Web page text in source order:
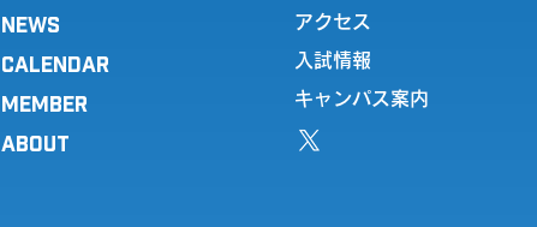
NEWS
CALENDAR
MEMBER
ABOUT
アクセス
入試情報
キャンパス案内